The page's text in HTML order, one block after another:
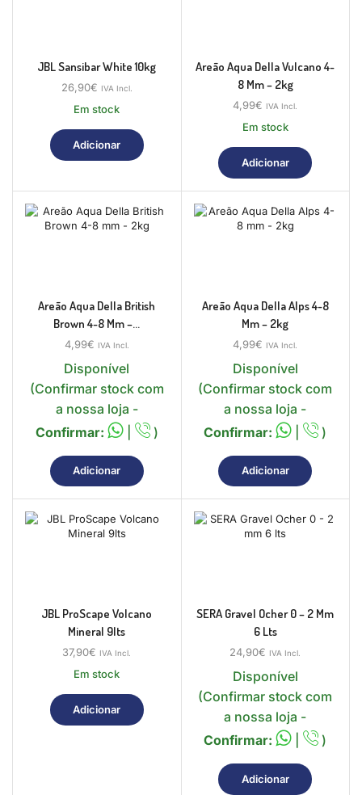
JBL Sansibar White 10kg
26,90€ IVA Incl.
Em stock
Adicionar
Areão Aqua Della Vulcano 4-
8 Mm – 2kg
4,99€ IVA Incl.
Em stock
Adicionar
Areão Aqua Della British
Brown 4-8 Mm –...
4,99€ IVA Incl.
Disponível
(Confirmar stock com
a nossa loja -
Confirmar:
| )
Adicionar
Areão Aqua Della Alps 4-8
Mm – 2kg
4,99€ IVA Incl.
Disponível
(Confirmar stock com
a nossa loja -
Confirmar:
| )
Adicionar
JBL ProScape Volcano
Mineral 9lts
37,90€ IVA Incl.
Em stock
Adicionar
SERA Gravel Ocher 0 – 2 Mm
6 Lts
24,90€ IVA Incl.
Disponível
(Confirmar stock com
a nossa loja -
Confirmar:
| )
Adicionar